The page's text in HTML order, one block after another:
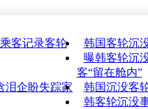
客记录客轮
韩国客轮沉
曝韩客轮沉
客“留在舱内”
泪企盼失踪家
韩国沉没客
韩客轮沉没